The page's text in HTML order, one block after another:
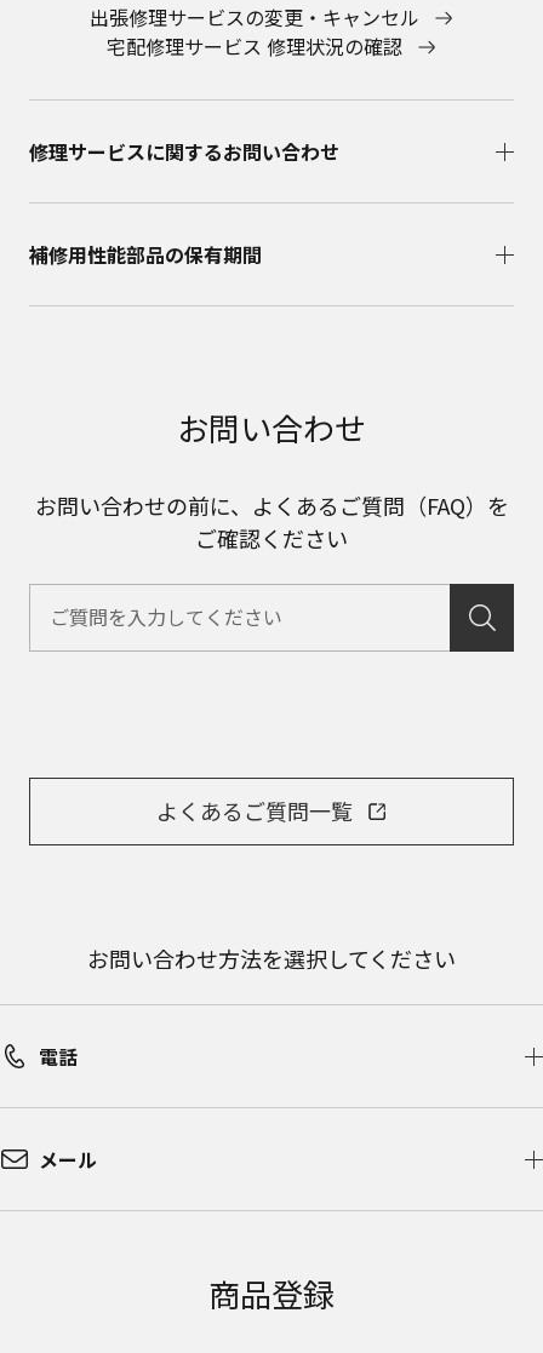
出張修理サービスの変更・キャンセル
宅配修理サービス 修理状況の確認
修理サービスに関するお問い合わせ​
補修用性能部品の保有期間​
お問い合わせ
お問い合わせの前に、よくあるご質問（FAQ）を
ご確認ください
よくあるご質問一覧
お問い合わせ方法を選択してください
電話
メール
商品登録